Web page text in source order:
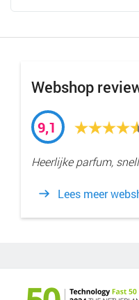
Webshop
9,1
Heerlijke parfum,
Lees meer